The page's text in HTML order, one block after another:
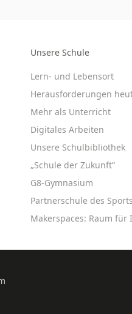
Unsere Schule
Lern- und Lebensort
Herausforderungen
Mehr als Unterricht
Digitales Arbeiten
Unsere Schulbibliothek
„Schule der Zukunft“
G8-Gymnasium
Partnerschule des Sports
Makerspaces: Raum für